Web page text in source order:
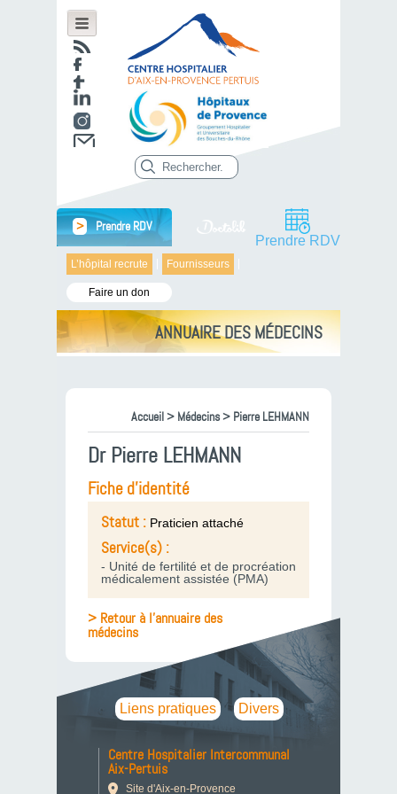
L’hôpital recrute Fournisseurs
Faire un don
> Prendre RDV
Prendre RDV
ANNUAIRE DES MÉDECINS
Accueil> Médecins> Pierre LEHMANN
Dr Pierre LEHMANN
Fiche d'identité
Statut : Praticien attaché
Service(s) :
- Unité de fertilité et de procréation
médicalement assistée (PMA)
> Retour à l'annuaire des
médecins
Liens pratiques Divers
Centre Hospitalier Intercommunal
Aix-Pertuis
Site d'Aix-en-Provence